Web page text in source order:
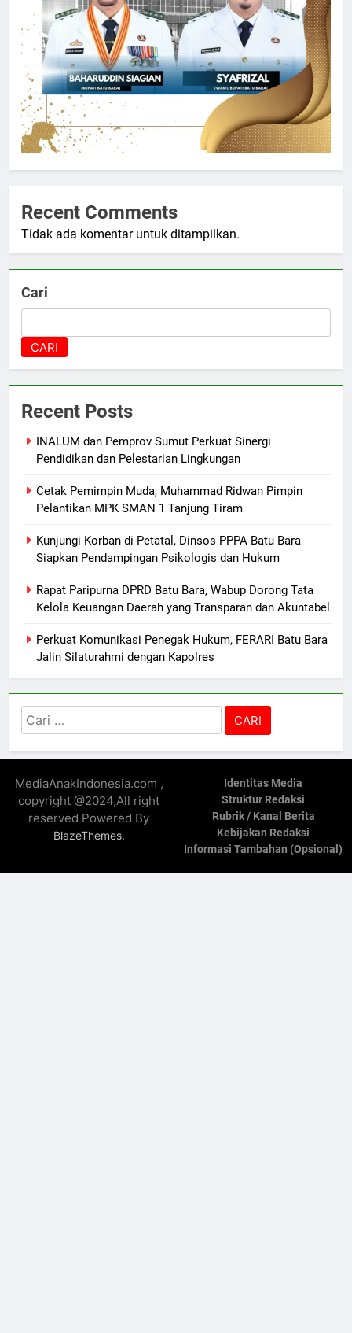
Recent Comments
Tidak ada komentar untuk ditampilkan.
Cari
CARI
Recent Posts
INALUM dan Pemprov Sumut Perkuat Sinergi
Pendidikan dan Pelestarian Lingkungan
Cetak Pemimpin Muda, Muhammad Ridwan Pimpin
Pelantikan MPK SMAN 1 Tanjung Tiram
Kunjungi Korban di Petatal, Dinsos PPPA Batu Bara
Siapkan Pendampingan Psikologis dan Hukum
Rapat Paripurna DPRD Batu Bara, Wabup Dorong Tata
Kelola Keuangan Daerah yang Transparan dan Akuntabel
Perkuat Komunikasi Penegak Hukum, FERARI Batu Bara
Jalin Silaturahmi dengan Kapolres
Cari
untuk:
MediaAnakIndonesia.com ,
copyright @2024,All right
reserved Powered By
BlazeThemes.
Identitas Media
Struktur Redaksi
Rubrik / Kanal Berita
Kebijakan Redaksi
Informasi Tambahan (Opsional)